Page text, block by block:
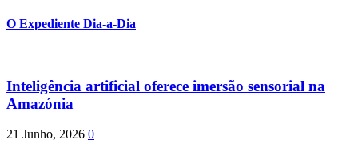
O Expediente Dia-a-Dia
Inteligência artificial oferece imersão sensorial na
Amazónia
21 Junho, 2026 0